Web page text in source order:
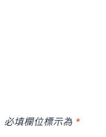
必填欄位標示為 *